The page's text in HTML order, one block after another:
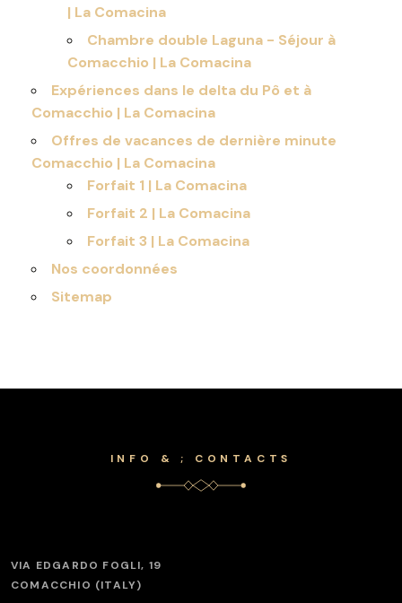
| La Comacina
Chambre double Laguna - Séjour à
Comacchio | La Comacina
Expériences dans le delta du Pô et à
Comacchio | La Comacina
Offres de vacances de dernière minute
Comacchio | La Comacina
Forfait 1 | La Comacina
Forfait 2 | La Comacina
Forfait 3 | La Comacina
Nos coordonnées
Sitemap
INFO & ; CONTACTS
VIA EDGARDO FOGLI, 19
COMACCHIO (ITALY)